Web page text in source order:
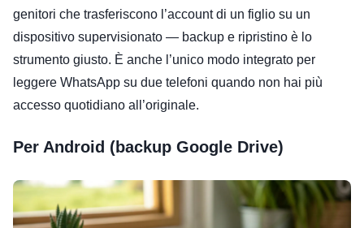
genitori che trasferiscono l’account di un figlio su un
dispositivo supervisionato — backup e ripristino è lo
strumento giusto. È anche l’unico modo integrato per
leggere WhatsApp su due telefoni quando non hai più
accesso quotidiano all’originale.
Per Android (backup Google Drive)